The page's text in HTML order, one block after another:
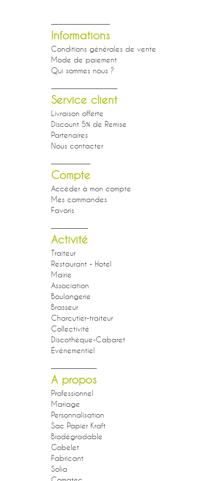
Informations
Conditions générales de vente
Mode de paiement
Qui sommes nous ?
Service client
Livraison offerte
Discount 5% de Remise
Partenaires
Nous contacter
Compte
Accéder à mon compte
Mes commandes
Favoris
Activité
Traiteur
Restaurant - Hotel
Mairie
Association
Boulangerie
Brasseur
Charcutier-traiteur
Collectivité
Discothèque-Cabaret
Événementiel
A propos
Professionnel
Mariage
Personnalisation
Sac Papier Kraft
Biodégradable
Gobelet
Fabricant
Solia